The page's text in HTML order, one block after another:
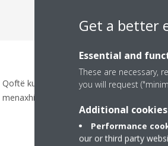
Qoftë kur bëhet fjalë për të zgjedhur
menaxhimit për ndërtesën, specialistët
Get a better
Essential and
These are necessary,
you will request
Additional
Performance
our or third party